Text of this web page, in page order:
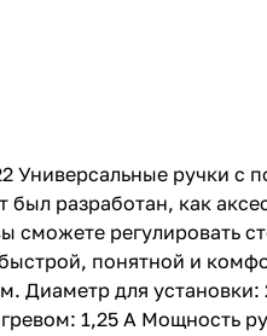
Универсальные ручки с
разработан, как
регулировать
понятной и
Диаметр для
1,25 A Мощность